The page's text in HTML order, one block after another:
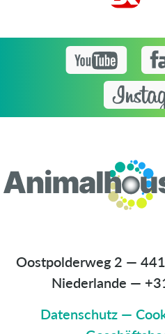
Oostpolderweg 2 —
Niederlande —
Datenschutz —